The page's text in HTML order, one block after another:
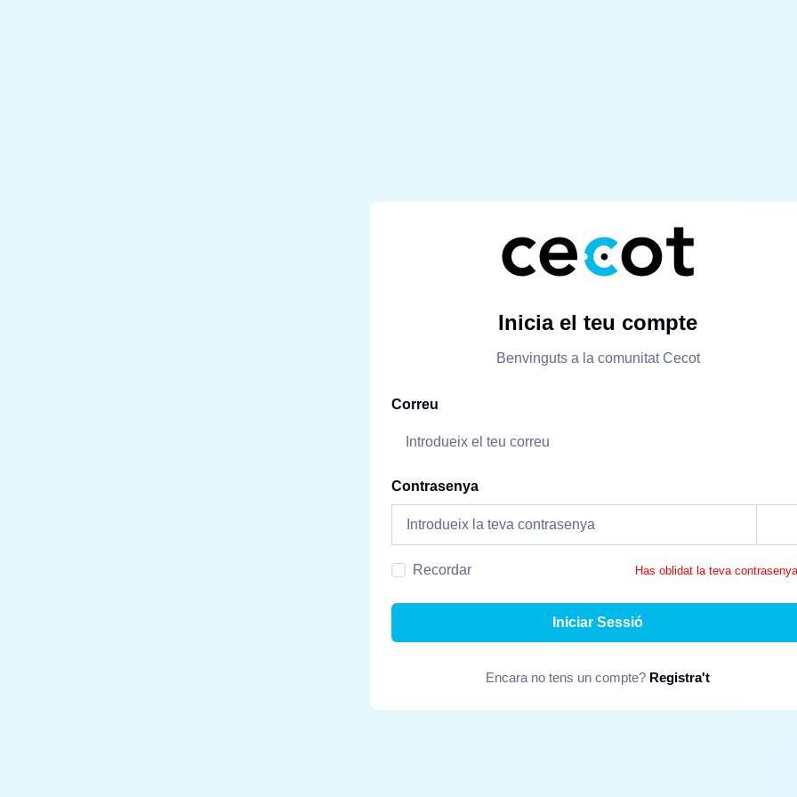
Inicia el teu compte
Benvinguts a la comunitat Cecot
Correu
Contrasenya
Recordar Has oblidat la teva
Iniciar Sessió
Encara no tens un compte? Registra't